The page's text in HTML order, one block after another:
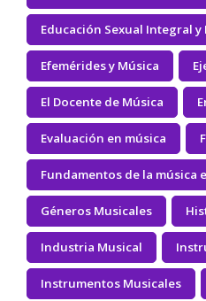
Educación Sexual Integral y
Efemérides y Música
El Docente de Música
Evaluación en música
Fundamentos de la música
Géneros Musicales
Industria Musical
Instrumentos Musicales